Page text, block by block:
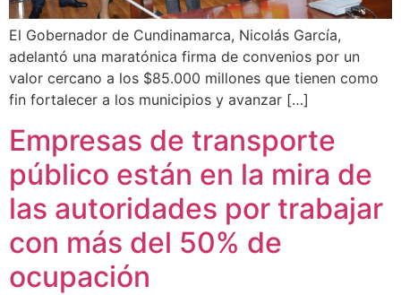
El Gobernador de Cundinamarca, Nicolás García,
adelantó una maratónica firma de convenios por un
valor cercano a los $85.000 millones que tienen como
fin fortalecer a los municipios y avanzar […]
Empresas de transporte
público están en la mira de
las autoridades por trabajar
con más del 50% de
ocupación